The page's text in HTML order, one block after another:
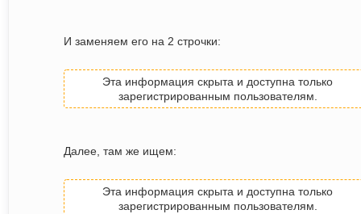
И заменяем его на 2 строчки:
Эта информация скрыта и доступна только
зарегистрированным пользователям.
Далее, там же ищем:
Эта информация скрыта и доступна только
зарегистрированным пользователям.